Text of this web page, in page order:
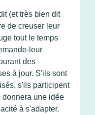
(et très bien dit
de creuser leur
tout le temps
leur
des
à jour. S'ils sont
s'ils participent
donnera une idée
à s'adapter.